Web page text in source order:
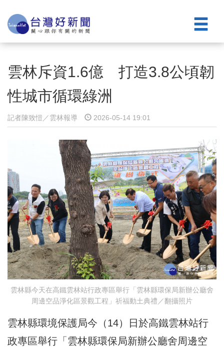
雲林斥資1.6億 打造3.8公頃韌
性城市循環綠洲
記者陳致愷／雲林報導 2026-05-14 19:01
雲林縣今天在高鐵雲林站行政專區舉行「雲林縣環保局新辦公廳舍
周邊空品淨化區景觀工程」祈福動土典禮／翻攝照片
雲林縣環境保護局今（14）日於高鐵雲林站行
政專區舉行「雲林縣環保局新辦公廳舍周邊空